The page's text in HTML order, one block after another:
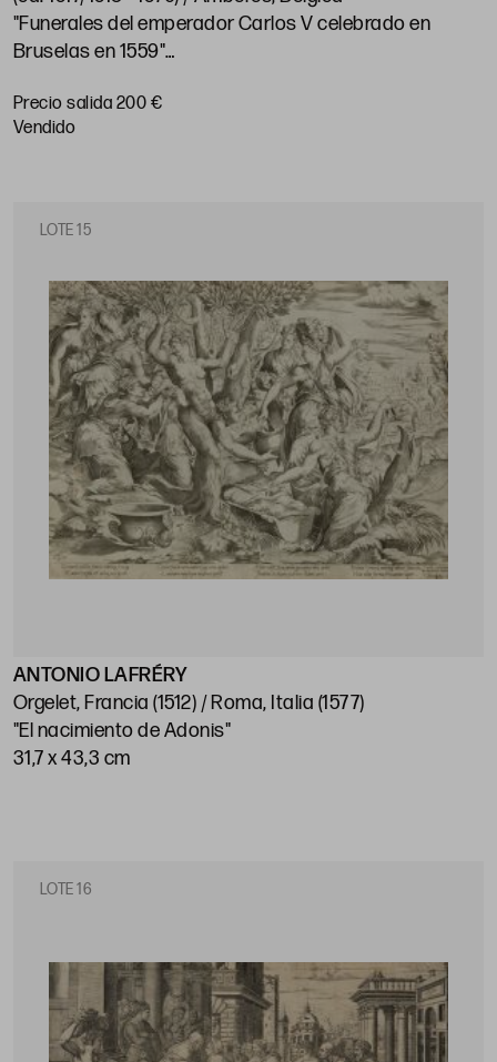
"Funerales del emperador Carlos V celebrado en
Bruselas en 1559"
Precio salida 200 €
vendido
LOTE 15
ANTONIO LAFRÉRY
Orgelet, Francia (1512) / Roma, Italia (1577)
"El nacimiento de Adonis"
31,7 x 43,3 cm
LOTE 16